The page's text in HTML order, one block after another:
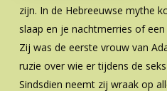
zijn. In de Hebreeuwse mythe
slaap en je nachtmerries of
Zij was de eerste vrouw van
ruzie over wie er tijdens de
Sindsdien neemt zij wraak op